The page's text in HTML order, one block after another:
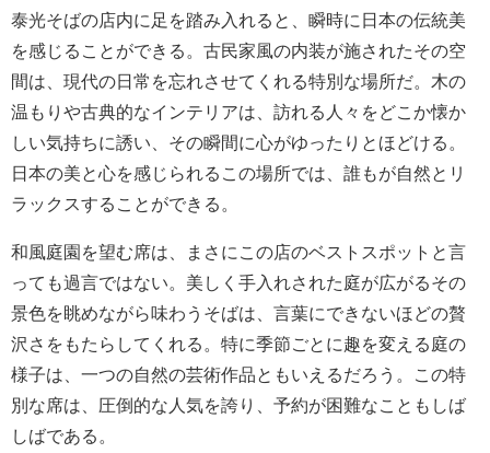
泰光そばの店内に足を踏み入れると、瞬時に日本の伝統美
を感じることができる。古民家風の内装が施されたその空
間は、現代の日常を忘れさせてくれる特別な場所だ。木の
温もりや古典的なインテリアは、訪れる人々をどこか懐か
しい気持ちに誘い、その瞬間に心がゆったりとほどける。
日本の美と心を感じられるこの場所では、誰もが自然とリ
ラックスすることができる。
和風庭園を望む席は、まさにこの店のベストスポットと言
っても過言ではない。美しく手入れされた庭が広がるその
景色を眺めながら味わうそばは、言葉にできないほどの贅
沢さをもたらしてくれる。特に季節ごとに趣を変える庭の
様子は、一つの自然の芸術作品ともいえるだろう。この特
別な席は、圧倒的な人気を誇り、予約が困難なこともしば
しばである。